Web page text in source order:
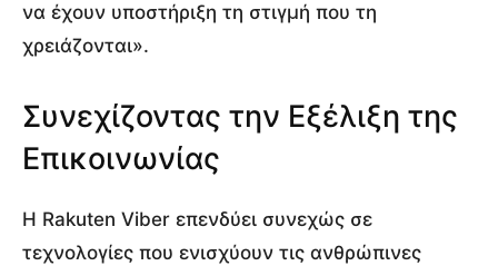
να έχουν υποστήριξη τη στιγμή που τη
χρειάζονται».
Συνεχίζοντας την Εξέλιξη της
Επικοινωνίας
Η Rakuten Viber επενδύει συνεχώς σε
τεχνολογίες που ενισχύουν τις ανθρώπινες